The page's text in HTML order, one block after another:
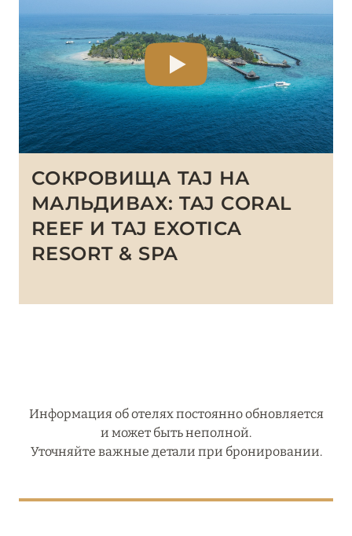
СОКРОВИЩА TAJ НА
МАЛЬДИВАХ: TAJ CORAL
REEF И TAJ EXOTICA
RESORT & SPA
Информация об отелях постоянно обновляется
и может быть неполной.
Уточняйте важные детали при бронировании.